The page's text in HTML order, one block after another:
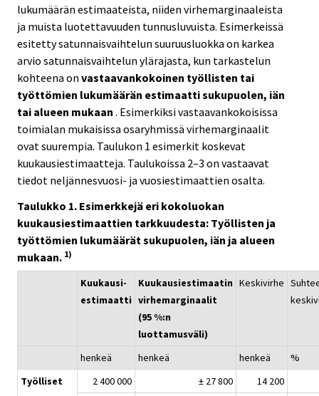
lukumäärän estimaateista, niiden virhemarginaaleista
ja muista luotettavuuden tunnusluvuista. Esimerkeissä
esitetty satunnaisvaihtelun suuruusluokka on karkea
arvio satunnaisvaihtelun ylärajasta, kun tarkastelun
kohteena on vastaavankokoinen työllisten tai
työttömien lukumäärän estimaatti sukupuolen, iän
tai alueen mukaan . Esimerkiksi vastaavankokoisissa
toimialan mukaisissa osaryhmissä virhemarginaalit
ovat suurempia. Taulukon 1 esimerkit koskevat
kuukausiestimaatteja. Taulukoissa 2–3 on vastaavat
tiedot neljännesvuosi- ja vuosiestimaattien osalta.
Taulukko 1. Esimerkkejä eri kokoluokan
kuukausiestimaattien tarkkuudesta: Työllisten ja
työttömien lukumäärät sukupuolen, iän ja alueen
mukaan. 1)
Kuukausi-
estimaatti
Kuukausiestimaatin
virhemarginaalit
(95 %:n
luottamusväli)
Keskivirhe
henkeä henkeä henkeä
%
Työlliset
2 400 000 ± 27 800
14 200